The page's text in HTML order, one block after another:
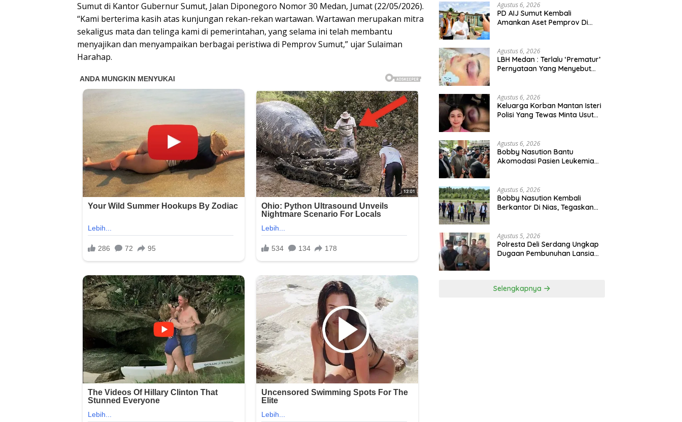
Sumut di Kantor Gubernur Sumut, Jalan Diponegoro Nomor 30 Medan, Jumat (22/05/2026).
“Kami berterima kasih atas kunjungan rekan-rekan wartawan. Wartawan merupakan mitra
sekaligus mata dan telinga kami di pemerintahan, yang selama ini telah membantu
menyajikan dan menyampaikan berbagai peristiwa di Pemprov Sumut,” ujar Sulaiman
Harahap.
Agustus 6, 2026
PD AIJ Sumut Kembali
Amankan Aset Pemprov Di
Agustus 6, 2026
LBH Medan : Terlalu ‘Prematur’
Pernyataan Yang Menyebut
Agustus 6, 2026
Keluarga Korban Mantan Isteri
Polisi Yang Tewas Minta Usut
Agustus 6, 2026
Bobby Nasution Bantu
Akomodasi Pasien Leukemia
Agustus 6, 2026
Bobby Nasution Kembali
Berkantor Di Nias, Tegaskan
Agustus 5, 2026
Polresta Deli Serdang Ungkap
Dugaan Pembunuhan Lansia
Selengkapnya